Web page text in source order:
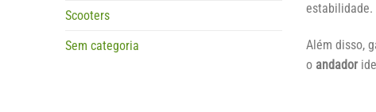
Scooters
Sem categoria
estabilidade.
Além disso,
o andador